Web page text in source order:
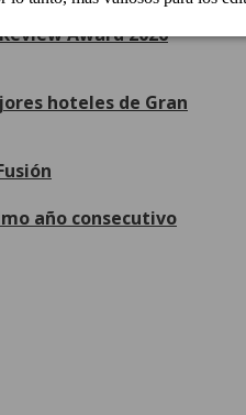
Award 2026
hoteles de Gran
año consecutivo